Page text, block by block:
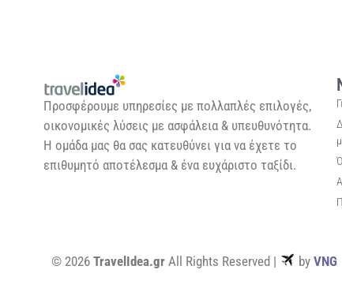
Προσφέρουμε υπηρεσίες με πολλαπλές επιλογές,
οικονομικές λύσεις με ασφάλεια & υπευθυνότητα.
Η ομάδα μας θα σας κατευθύνει για να έχετε το
επιθυμητό αποτέλεσμα & ένα ευχάριστο ταξίδι.
© 2026 TravelIdea.gr All Rights Reserved | by VNG